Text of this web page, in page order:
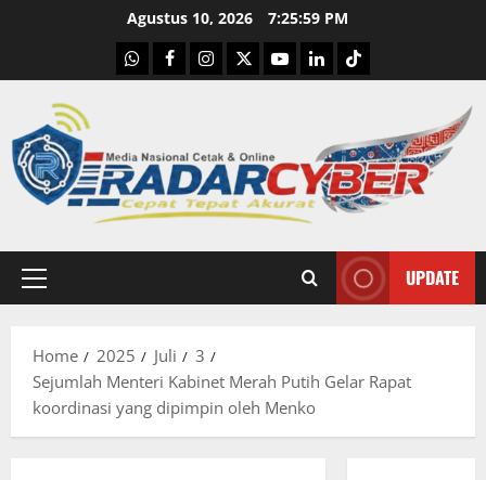
Agustus 10, 2026 7:26:00 PM
WhatsApp
Facebook
Instagram
X YoutubelinkedinTiktok
Primary
UPDATE
Home 2025 Juli
3
Sejumlah Menteri Kabinet Merah Putih Gelar Rapat
koordinasi yang dipimpin oleh Menko